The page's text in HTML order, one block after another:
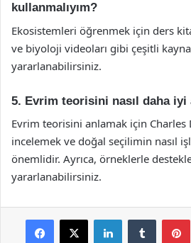
kullanmalıyım?
Ekosistemleri öğrenmek için ders
ve biyoloji videoları gibi çeşitli
yararlanabilirsiniz.
5. Evrim teorisini nasıl daha
Evrim teorisini anlamak için Charles
incelemek ve doğal seçilimin nasıl
önemlidir. Ayrıca, örneklerle
yararlanabilirsiniz.
Facebook
X LinkedInTumblr